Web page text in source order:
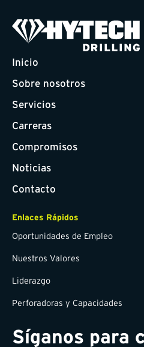
Inicio
Sobre nosotros
Servicios
Carreras
Compromisos
Noticias
Contacto
Enlaces Rápidos
Oportunidades de Empleo
Nuestros Valores
Liderazgo
Perforadoras y Capacidades
Síganos para